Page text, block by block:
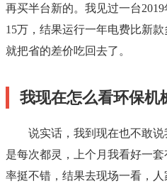
再买半台新的。我见过一台
15万，结果运行一年电费比新
就把省的差价吃回去了。
我现在怎么看环保机
说实话，我到现在也不敢
是每次都灵，上个月我看好一
率挺不错，结果去现场一看，